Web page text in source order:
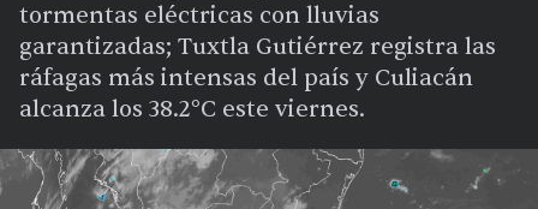
tormentas eléctricas con lluvias
garantizadas; Tuxtla Gutiérrez registra las
ráfagas más intensas del país y Culiacán
alcanza los 38.2°C este viernes.